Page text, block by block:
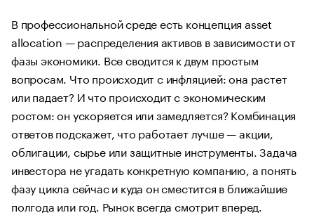
В профессиональной среде есть концепция asset
allocation — распределения активов в зависимости от
фазы экономики. Все сводится к двум простым
вопросам. Что происходит с инфляцией: она растет
или падает? И что происходит с экономическим
ростом: он ускоряется или замедляется? Комбинация
ответов подскажет, что работает лучше — акции,
облигации, сырье или защитные инструменты. Задача
инвестора не угадать конкретную компанию, а понять
фазу цикла сейчас и куда он сместится в ближайшие
полгода или год. Рынок всегда смотрит вперед.